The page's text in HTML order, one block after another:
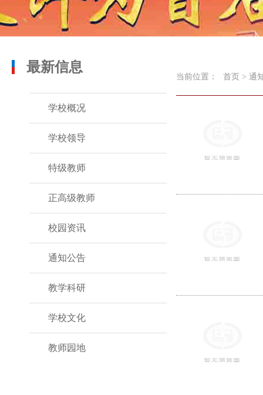
最新信息
学校概况
学校领导
特级教师
正高级教师
校园资讯
通知公告
教学科研
学校文化
教师园地
当前位置： 首页 > 通